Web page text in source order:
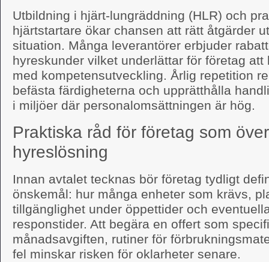
Utbildning i hjärt-lungräddning (HLR) och
hjärtstartare ökar chansen att rätt åtgärder
situation. Många leverantörer erbjuder
hyreskunder vilket underlättar för företag
med kompetensutveckling. Årlig repetition
befästa färdigheterna och upprätthålla
i miljöer där personalomsättningen är hög.
Praktiska råd för företag som
hyreslösning
Innan avtalet tecknas bör företag tydligt
önskemål: hur många enheter som krävs,
tillgänglighet under öppettider och
responstider. Att begära en offert som
månadsavgiften, rutiner för
fel minskar risken för oklarheter senare.